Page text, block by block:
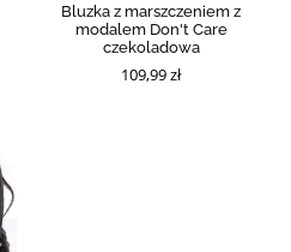
Bluzka z marszczeniem z
modalem Don't Care
czekoladowa
109,99 zł